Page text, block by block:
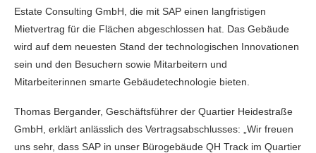
Estate Consulting GmbH, die mit SAP einen langfristigen
Mietvertrag für die Flächen abgeschlossen hat. Das Gebäude
wird auf dem neuesten Stand der technologischen Innovationen
sein und den Besuchern sowie Mitarbeitern und
Mitarbeiterinnen smarte Gebäudetechnologie bieten.
Thomas Bergander, Geschäftsführer der Quartier Heidestraße
GmbH, erklärt anlässlich des Vertragsabschlusses: „Wir freuen
uns sehr, dass SAP in unser Bürogebäude QH Track im Quartier